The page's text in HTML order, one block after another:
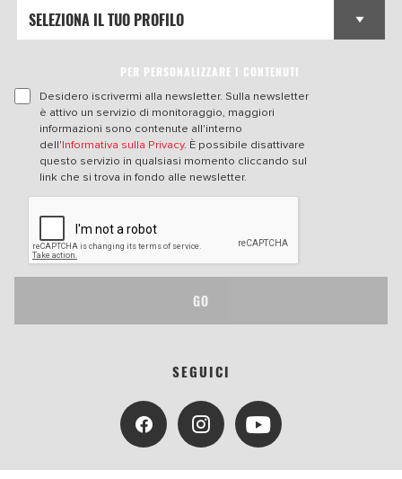
PER PERSONALIZZARE I CONTENUTI
Desidero iscrivermi alla newsletter. Sulla newsletter
è attivo un servizio di monitoraggio, maggiori
informazioni sono contenute all'interno
dell'Informativa sulla Privacy. È possibile disattivare
questo servizio in qualsiasi momento cliccando sul
link che si trova in fondo alle newsletter.
GO
SEGUICI